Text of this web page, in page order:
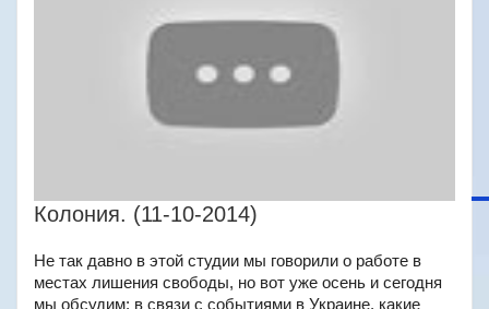
Колония. (11-10-2014)
Не так давно в этой студии мы говорили о работе в
местах лишения свободы, но вот уже осень и сегодня
мы обсудим: в связи с событиями в Украине, какие